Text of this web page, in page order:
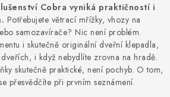
Cobra vyniká praktičností i
Potřebujete větrací mřížky, vhozy na
samozavírače? Nic není problém.
i skutečně originální dveřní klepadla,
i když nebydlíte zrovna na hradě.
skutečně praktické, není pochyb. O tom,
přesvědčíte při prvním seznámení.